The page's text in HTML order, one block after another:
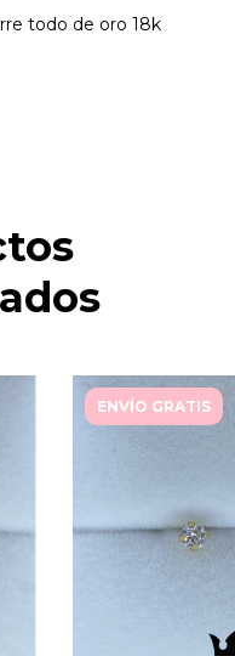
todo de oro 18k
ENVÍO GRATIS